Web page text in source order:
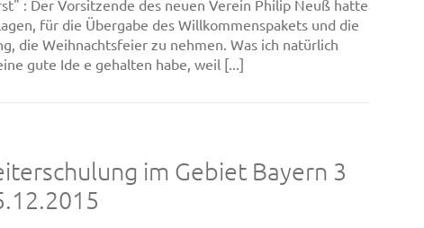
: Der Vorsitzende des neuen Verein Philip Neuß hatte
für die Übergabe des Willkommenspakets und die
die Weihnachtsfeier zu nehmen. Was ich natürlich
gute Ide e gehalten habe, weil [...]
im Gebiet Bayern 3